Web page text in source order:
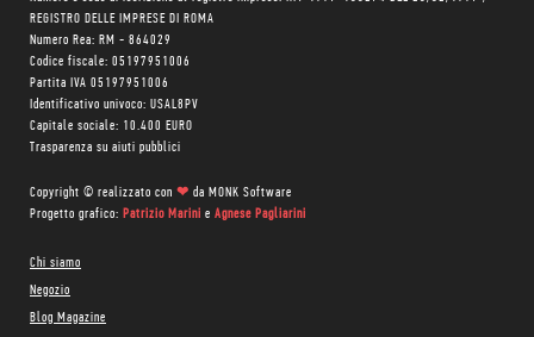
REGISTRO DELLE IMPRESE DI ROMA
Numero Rea: RM - 864029
Codice fiscale: 05197951006
Partita IVA 05197951006
Identificativo univoco: USAL8PV
Capitale sociale: 10.400 EURO
Trasparenza su aiuti pubblici
Copyright © realizzato con ❤ da MONK Software
Progetto grafico: Patrizio Marini e Agnese Pagliarini
Chi siamo
Negozio
Blog Magazine